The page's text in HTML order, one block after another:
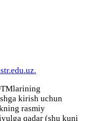
kirish uchun
rasmiy
qadar (shu kuni